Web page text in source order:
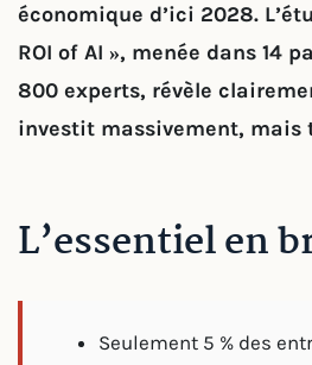
économique d’ici 2028.
ROI of AI », menée dans 14
800 experts, révèle
investit massivement, mais
L’essentiel en
Seulement 5 % des